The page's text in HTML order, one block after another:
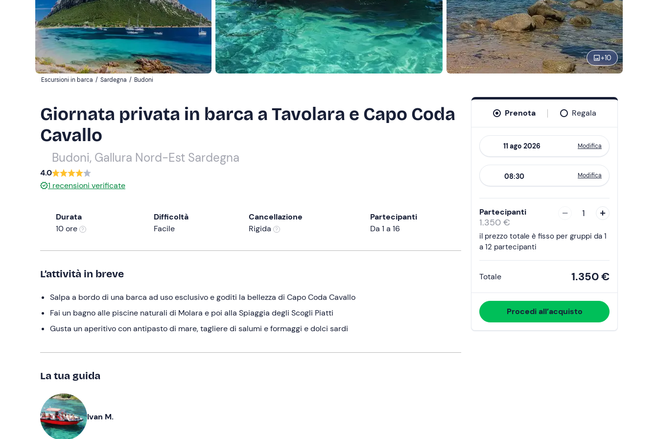
+10
Prenota Regala
forward
to
interact
with
the
calendar
and
date.
Press
the
question
Modifica
08:30 Modifica
Partecipanti
1.350 €
1
il prezzo totale è fisso per gruppi da 1
a 12 partecipanti
Totale 1.350 €
Procedi all’acquisto
Escursioni in barca / Sardegna / Budoni
Giornata privata in barca a Tavolara e Capo Coda
Cavallo
Budoni, Gallura Nord-Est Sardegna
4.0
1 recensioni verificate
Durata
10 ore
Difficoltà
Facile
Cancellazione
Rigida
Partecipanti
Da 1 a 16
L’attività in breve
Salpa a bordo di una barca ad uso esclusivo e goditi la bellezza di Capo Coda Cavallo
Fai un bagno alle piscine naturali di Molara e poi alla Spiaggia degli Scogli Piatti
Gusta un aperitivo con antipasto di mare, tagliere di salumi e formaggi e dolci sardi
La tua guida
Ivan M.